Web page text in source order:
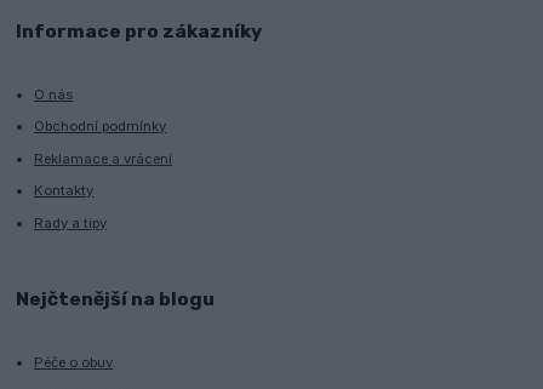
Informace pro zákazníky
O nás
Obchodní podmínky
Reklamace a vrácení
Kontakty
Rady a tipy
Nejčtenější na blogu
Péče o obuv